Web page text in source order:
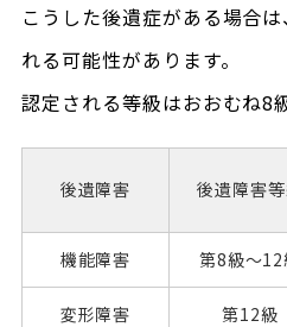
こうした後遺症がある場合
れる可能性があります。
認定される等級はおおむね8
後遺障害 後遺障害
機能障害 第8級～12
変形障害 第12級